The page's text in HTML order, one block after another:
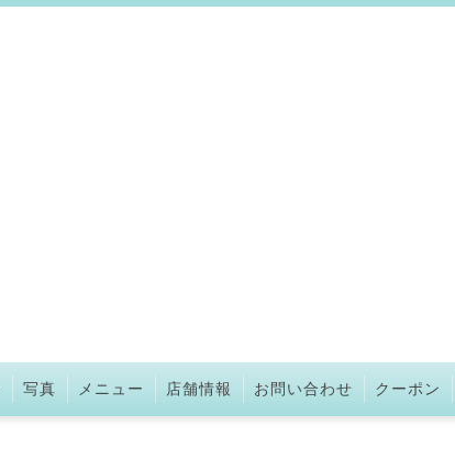
写真 メニュー 店舗情報 お問い合わせ クーポン